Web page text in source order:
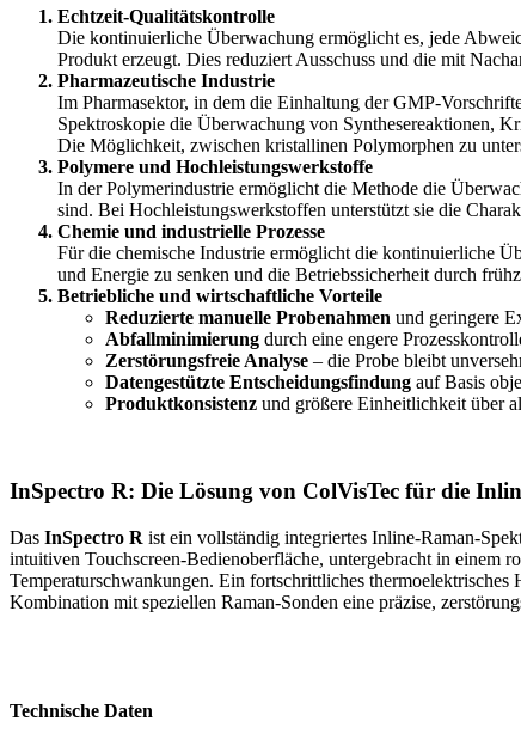
Echtzeit-Qualitätskontrolle
Die kontinuierliche Überwachung ermöglicht es, jede
Produkt erzeugt. Dies reduziert Ausschuss und die mit
Pharmazeutische Industrie
Im Pharmasektor, in dem die Einhaltung der GMP-
Spektroskopie die Überwachung von Synthesereaktionen,
Die Möglichkeit, zwischen kristallinen Polymorphen zu
Polymere und Hochleistungswerkstoffe
In der Polymerindustrie ermöglicht die Methode die
sind. Bei Hochleistungswerkstoffen unterstützt sie die
Chemie und industrielle Prozesse
Für die chemische Industrie ermöglicht die kontinuierliche
und Energie zu senken und die Betriebssicherheit durch
Betriebliche und wirtschaftliche Vorteile
Reduzierte manuelle Probenahmen und geringere
Abfallminimierung durch eine engere
Zerstörungsfreie Analyse – die Probe bleibt
Datengestützte Entscheidungsfindung auf Basis
Produktkonsistenz und größere Einheitlichkeit über
InSpectro R: Die Lösung von ColVisTec für die
Das InSpectro R ist ein vollständig integriertes Inline-Raman-
intuitiven Touchscreen-Bedienoberfläche, untergebracht in einem
Temperaturschwankungen. Ein fortschrittliches
Kombination mit speziellen Raman-Sonden eine präzise,
Technische Daten